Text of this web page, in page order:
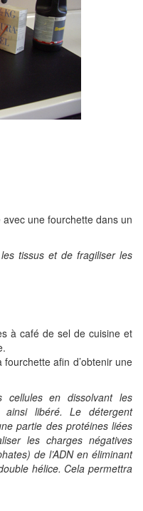
une fourchette dans un
tissus et de fragiliser les
à café de sel de cuisine et
afin d’obtenir une
en dissolvant les
ainsi libéré. Le détergent
partie des protéines liées
les charges négatives
de l’ADN en éliminant
hélice. Cela permettra